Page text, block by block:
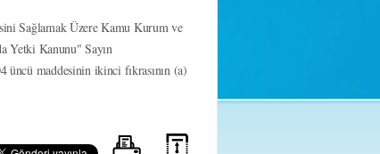
Sağlamak Üzere Kamu Kurum ve
Yetki Kanunu" Sayın
üncü maddesinin ikinci fıkrasının (a)